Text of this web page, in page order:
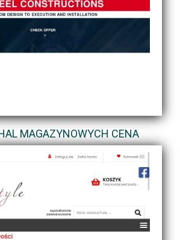
MAGAZYNOWYCH CENA